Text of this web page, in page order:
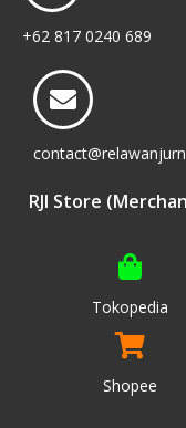
+62 817 0240 689
RJI Store
Tokopedia
Shopee